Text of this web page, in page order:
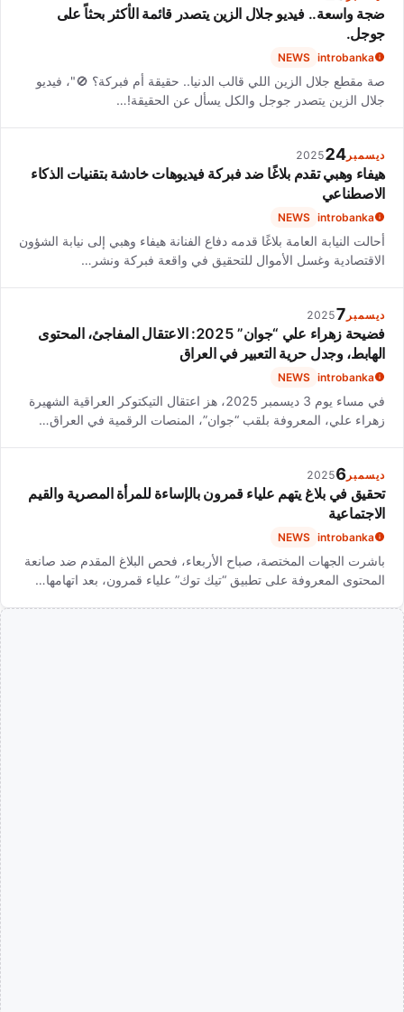
ضجة واسعة.. فيديو جلال الزين يتصدر قائمة الأكثر بحثاً على
جوجل.
introbanka
NEWS
صة مقطع جلال الزين اللي قالب الدنيا.. حقيقة أم فبركة؟ 🚫"، فيديو
جلال الزين يتصدر جوجل والكل يسأل عن الحقيقة!…
ديسمبر 24
2025
هيفاء وهبي تقدم بلاغًا ضد فبركة فيديوهات خادشة بتقنيات الذكاء
الاصطناعي
introbanka
NEWS
أحالت النيابة العامة بلاغًا قدمه دفاع الفنانة هيفاء وهبي إلى نيابة الشؤون
الاقتصادية وغسل الأموال للتحقيق في واقعة فبركة ونشر…
ديسمبر 7
2025
فضيحة زهراء علي “جوان” 2025: الاعتقال المفاجئ، المحتوى
الهابط، وجدل حرية التعبير في العراق
introbanka
NEWS
في مساء يوم 3 ديسمبر 2025، هز اعتقال التيكتوكر العراقية الشهيرة
زهراء علي، المعروفة بلقب “جوان”، المنصات الرقمية في العراق…
ديسمبر 6
2025
تحقيق في بلاغ يتهم علياء قمرون بالإساءة للمرأة المصرية والقيم
الاجتماعية
introbanka
NEWS
باشرت الجهات المختصة، صباح الأربعاء، فحص البلاغ المقدم ضد صانعة
المحتوى المعروفة على تطبيق “تيك توك” علياء قمرون، بعد اتهامها…